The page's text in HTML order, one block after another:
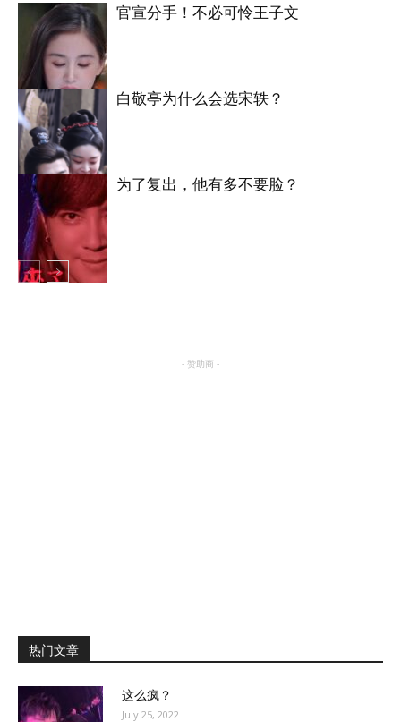
明星八卦
官宣分手！不必可怜王子文
明星八卦
白敬亭为什么会选宋轶？
为了复出，他有多不要脸？
- 赞助商 -
热门文章
这么疯？
July 25, 2022